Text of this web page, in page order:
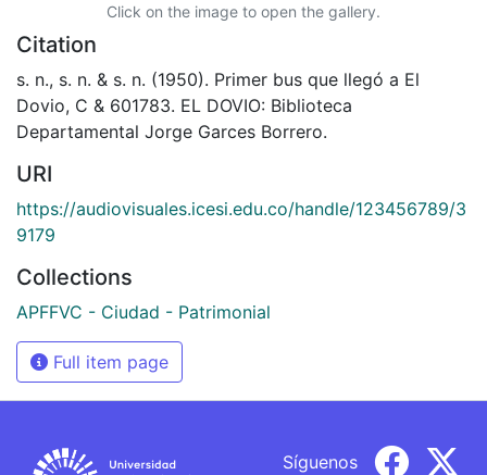
Click on the image to open the gallery.
Citation
s. n., s. n. & s. n. (1950). Primer bus que llegó a El
Dovio, C & 601783. EL DOVIO: Biblioteca
Departamental Jorge Garces Borrero.
URI
https://audiovisuales.icesi.edu.co/handle/123456789/3
9179
Collections
APFFVC - Ciudad - Patrimonial
Full item page
Síguenos